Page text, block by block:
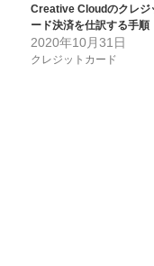
Creative Cloudのクレジ
ード決済を仕訳する手順
2020年10月31日
クレジットカード